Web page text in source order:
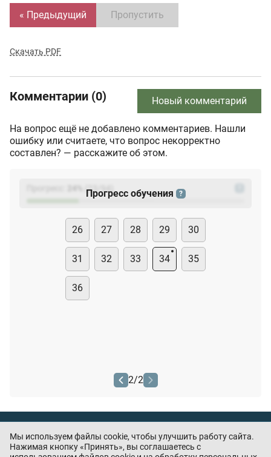
« Предыдущий Пропустить
Скачать PDF
Комментарии (0) Новый комментарий
На вопрос ещё не добавлено комментариев. Нашли
ошибку или считаете, что вопрос некорректно
составлен? — расскажите об этом.
(23
Прогресс обучения ?
26 27 28 29 30
31 32 33 34 35
36
2/2
Нашли ошибку или есть предложения? —напишите
Мы используем файлы cookie, чтобы улучшить работу сайта.
Нажимая кнопку «Принять», вы соглашаетесь с